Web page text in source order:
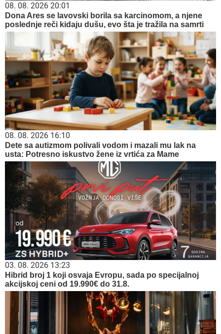
08. 08. 2026 20:01
Dona Ares se lavovski borila sa karcinomom, a njene
poslednje reči kidaju dušu, evo šta je tražila na samrti
08. 08. 2026 16:10
Dete sa autizmom polivali vodom i mazali mu lak na
usta: Potresno iskustvo žene iz vrtića za Mame
03. 08. 2026 13:23
Hibrid broj 1 koji osvaja Evropu, sada po specijalnoj
akcijskoj ceni od 19.990€ do 31.8.